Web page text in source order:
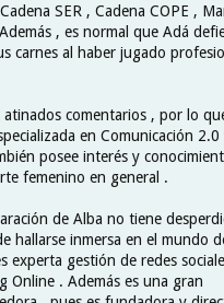
SER , Cadena COPE ,
, es normal que Adá
carnes al haber jugado
comentarios , por lo
en Comunicación 2.0
posee interés y
femenino en general .
de Alba no tiene
hallarse inmersa en el mundo
experta gestión de redes
Online . Además es una gran